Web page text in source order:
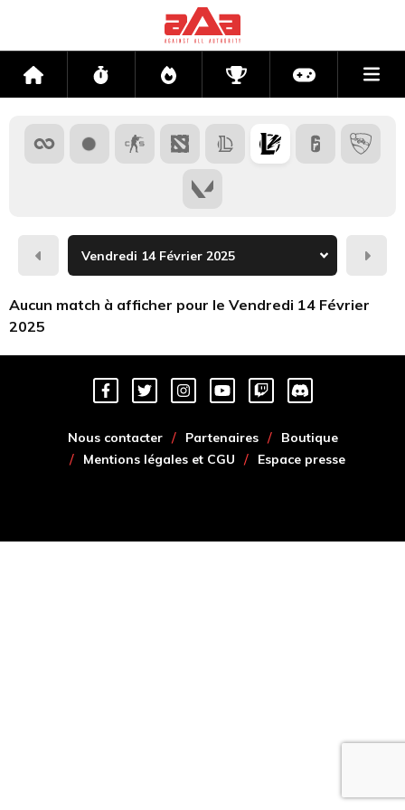
Accueil Flux Directs CompétitionsActu jeux
Hier
Aucun match à afficher pour le Vendredi 14 Février
2025
Nous contacter Partenaires
Boutique
Mentions légales et CGU
Espace presse